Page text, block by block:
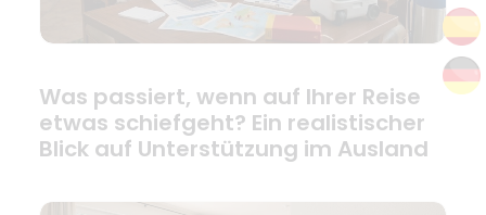
Was passiert, wenn auf Ihrer Reise
etwas schiefgeht? Ein realistischer
Blick auf Unterstützung im Ausland